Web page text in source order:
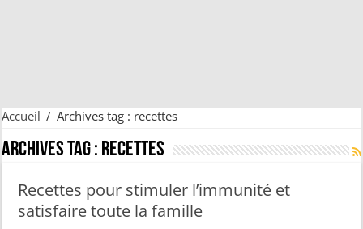
Accueil / Archives tag : recettes
Archives tag : recettes
Recettes pour stimuler l’immunité et
satisfaire toute la famille